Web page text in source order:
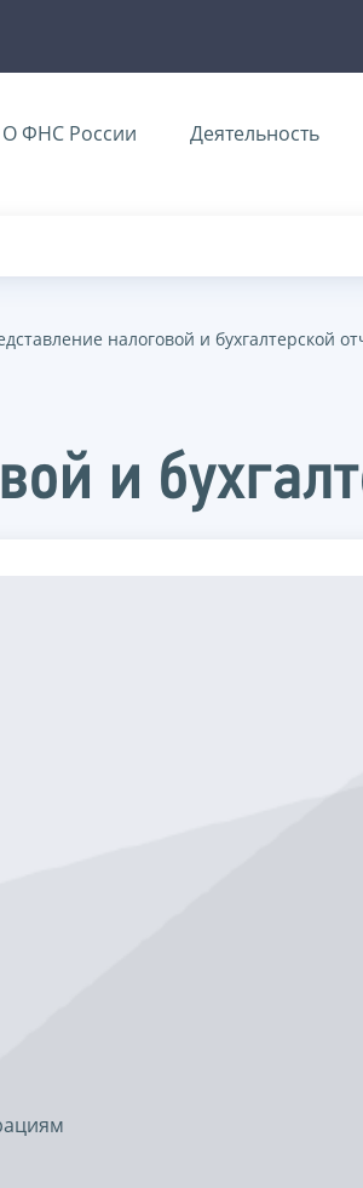
О ФНС России Деятельность
налоговой и бухгалтерской
и